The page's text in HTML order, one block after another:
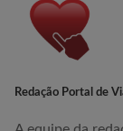
Redação Portal de